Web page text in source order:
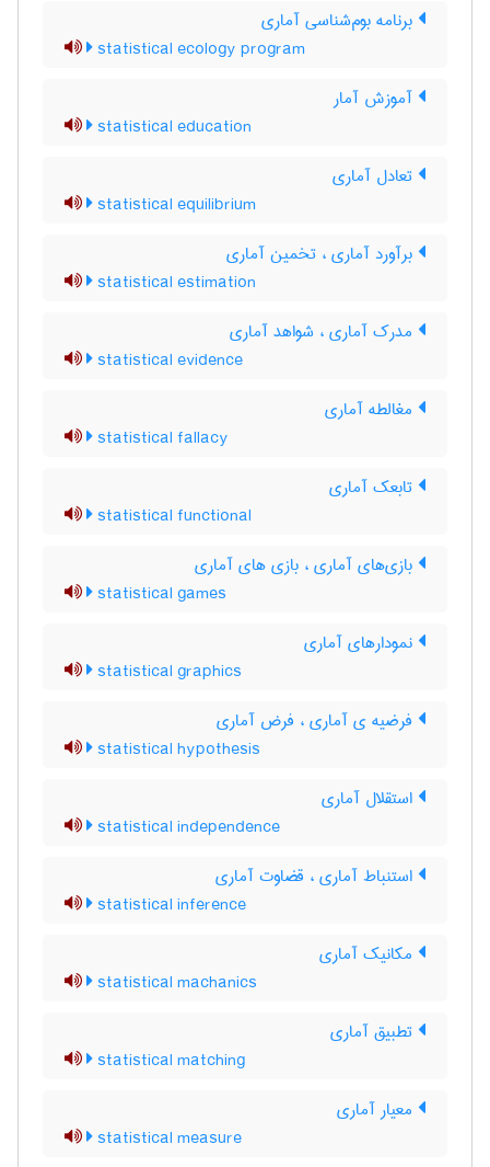
برنامه بوم‌شناسی آماری
statistical ecology program
آموزش آمار
statistical education
تعادل آماری
statistical equilibrium
برآورد آماری ، تخمین آماری
statistical estimation
مدرک آماری ، شواهد آماری
statistical evidence
مغالطه آماری
statistical fallacy
تابعک آماری
statistical functional
بازی‌های آماری ، بازی های آماری
statistical games
نمودارهای آماری
statistical graphics
فرضیه ی آماری ، فرض آماری
statistical hypothesis
استقلال آماری
statistical independence
استنباط آماری ، قضاوت آماری
statistical inference
مکانیک آماری
statistical machanics
تطبیق آماری
statistical matching
معیار آماری
statistical measure